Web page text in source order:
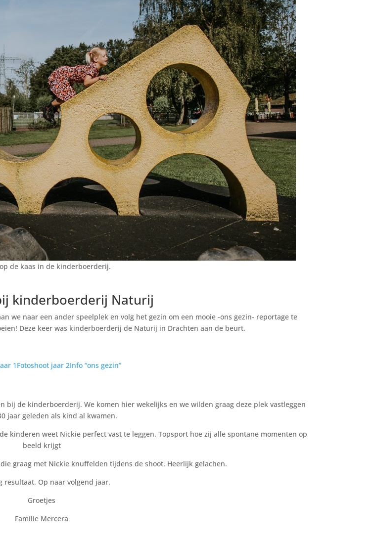
de kaas in de kinderboerderij.
kinderboerderij Naturij
we naar een ander speelplek en volg het gezin om een mooie -ons gezin- reportage te
Deze keer was kinderboerderij de Naturij in Drachten aan de beurt.
1Fotoshoot jaar 2Info “ons gezin”
bij de kinderboerderij. We komen hier wekelijks en we wilden graag deze plek vastleggen
jaar geleden als kind al kwamen.
kinderen weet Nickie perfect vast te leggen. Topsport hoe zij alle spontane momenten op
beeld krijgt
graag met Nickie knuffelden tijdens de shoot. Heerlijk gelachen.
resultaat. Op naar volgend jaar.
Groetjes
Familie Mercera